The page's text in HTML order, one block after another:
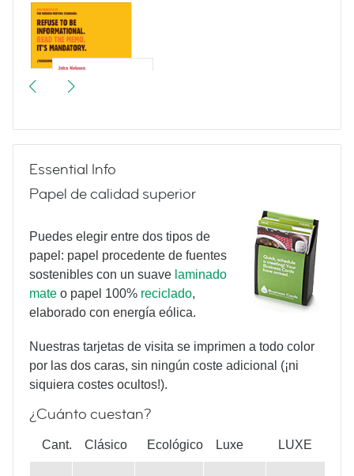
Meetings & More
Triangulate
Yoga Poses
Essential Info
Papel de calidad superior
Puedes elegir entre dos tipos de
papel: papel procedente de fuentes
sostenibles con un suave laminado
mate o papel 100% reciclado,
elaborado con energía eólica.
Nuestras tarjetas de visita se imprimen a todo color
por las dos caras, sin ningún coste adicional (¡ni
siquiera costes ocultos!).
¿Cuánto cuestan?
Cant. Clásico Ecológico Luxe LUXE